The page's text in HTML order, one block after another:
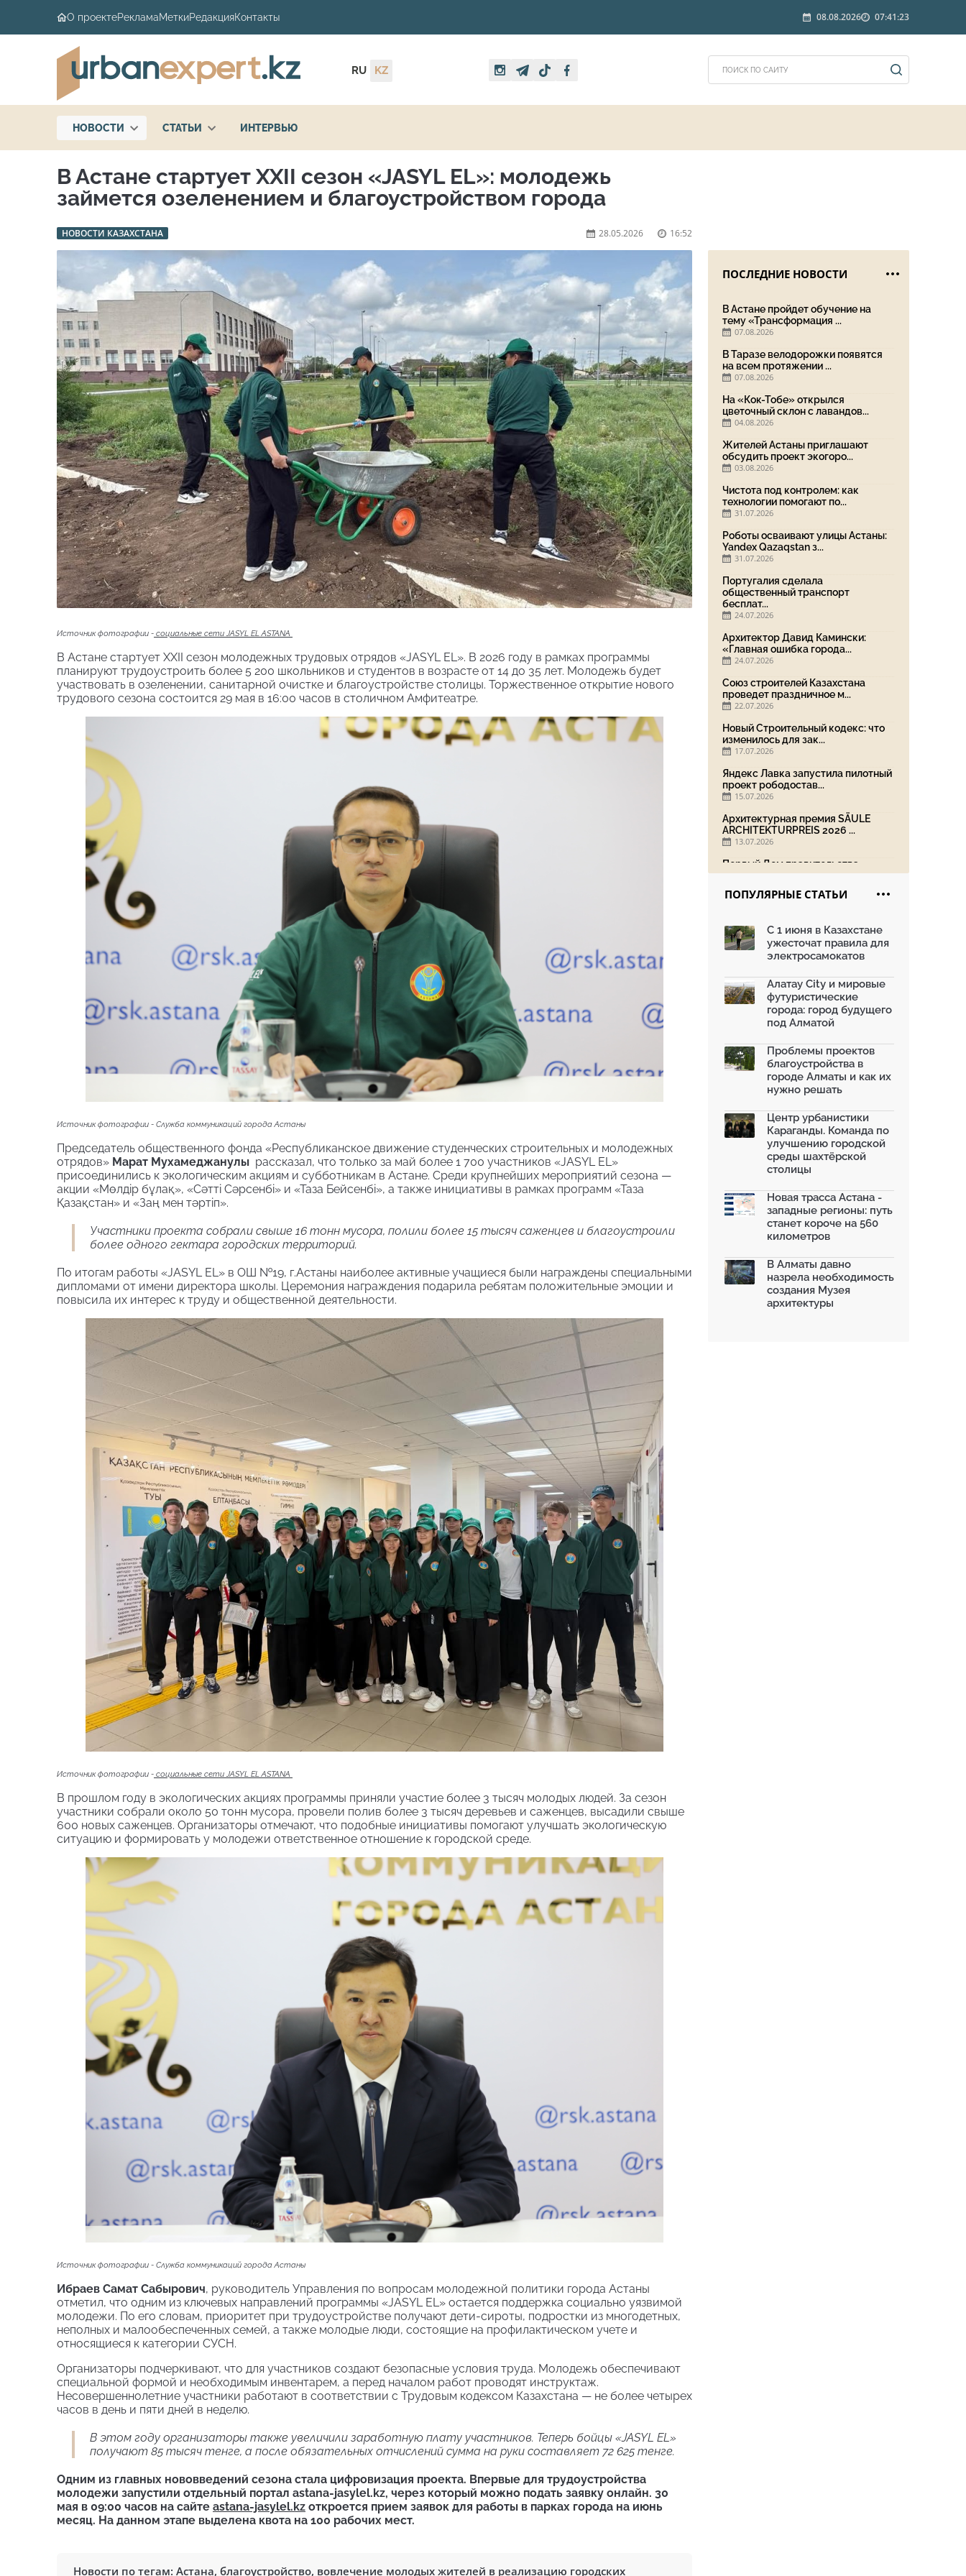
О проектеРекламаМеткиРедакцияКонтакты 08.08.2026 07:41:23
RU KZ
НОВОСТИ СТАТЬИ ИНТЕРВЬЮ
В Астане стартует XXII сезон «JASYL EL»: молодежь
займется озеленением и благоустройством города
НОВОСТИ КАЗАХСТАНА 28.05.2026 16:52
Источник фотографии - социальные сети JASYL EL ASTANA
В Астане стартует XXII сезон молодежных трудовых отрядов «JASYL EL». В 2026 году в рамках программы
планируют трудоустроить более 5 200 школьников и студентов в возрасте от 14 до 35 лет. Молодежь будет
участвовать в озеленении, санитарной очистке и благоустройстве столицы. Торжественное открытие нового
трудового сезона состоится 29 мая в 16:00 часов в столичном Амфитеатре.
Источник фотографии - Cлужба коммуникаций города Астаны
Председатель общественного фонда «Республиканское движение студенческих строительных и молодежных
отрядов» Марат Мухамеджанулы рассказал, что только за май более 1 700 участников «JASYL EL»
присоединились к экологическим акциям и субботникам в Астане. Среди крупнейших мероприятий сезона —
акции «Мөлдір бұлақ», «Сәтті Сәрсенбі» и «Таза Бейсенбі», а также инициативы в рамках программ «Таза
Қазақстан» и «Заң мен тәртіп».
Участники проекта собрали свыше 16 тонн мусора, полили более 15 тысяч саженцев и благоустроили
более одного гектара городских территорий.
По итогам работы «JASYL EL» в ОШ №19, г.Астаны наиболее активные учащиеся были награждены специальными
дипломами от имени директора школы. Церемония награждения подарила ребятам положительные эмоции и
повысила их интерес к труду и общественной деятельности.
Источник фотографии - социальные сети JASYL EL ASTANA
В прошлом году в экологических акциях программы приняли участие более 3 тысяч молодых людей. За сезон
участники собрали около 50 тонн мусора, провели полив более 3 тысяч деревьев и саженцев, высадили свыше
600 новых саженцев. Организаторы отмечают, что подобные инициативы помогают улучшать экологическую
ситуацию и формировать у молодежи ответственное отношение к городской среде.
Источник фотографии - Cлужба коммуникаций города Астаны
Ибраев Самат Сабырович, руководитель Управления по вопросам молодежной политики города Астаны
отметил, что одним из ключевых направлений программы «JASYL EL» остается поддержка социально уязвимой
молодежи. По его словам, приоритет при трудоустройстве получают дети-сироты, подростки из многодетных,
неполных и малообеспеченных семей, а также молодые люди, состоящие на профилактическом учете и
относящиеся к категории СУСН.
Организаторы подчеркивают, что для участников создают безопасные условия труда. Молодежь обеспечивают
специальной формой и необходимым инвентарем, а перед началом работ проводят инструктаж.
Несовершеннолетние участники работают в соответствии с Трудовым кодексом Казахстана — не более четырех
часов в день и пяти дней в неделю.
В этом году организаторы также увеличили заработную плату участников. Теперь бойцы «JASYL EL»
получают 85 тысяч тенге, а после обязательных отчислений сумма на руки составляет 72 625 тенге.
Одним из главных нововведений сезона стала цифровизация проекта. Впервые для трудоустройства
молодежи запустили отдельный портал astana-jasylel.kz, через который можно подать заявку онлайн. 30
мая в 09:00 часов на сайте astana-jasylel.kz откроется прием заявок для работы в парках города на июнь
месяц. На данном этапе выделена квота на 100 рабочих мест.
Новости по тегам: Астана, благоустройство, вовлечение молодых жителей в реализацию городских
ПОСЛЕДНИЕ НОВОСТИ
В Астане пройдет обучение на
тему «Трансформация ...
07.08.2026
В Таразе велодорожки появятся
на всем протяжении ...
07.08.2026
На «Кок-Тобе» открылся
цветочный склон с лавандов...
04.08.2026
Жителей Астаны приглашают
обсудить проект экогоро...
03.08.2026
Чистота под контролем: как
технологии помогают по...
31.07.2026
Роботы осваивают улицы Астаны:
Yandex Qazaqstan з...
31.07.2026
Португалия сделала
общественный транспорт
бесплат...
24.07.2026
Архитектор Давид Камински:
«Главная ошибка города...
24.07.2026
Союз строителей Казахстана
проведет праздничное м...
22.07.2026
Новый Строительный кодекс: что
изменилось для зак...
17.07.2026
Яндекс Лавка запустила пилотный
проект рободостав...
15.07.2026
Архитектурная премия SÄULE
ARCHITEKTURPREIS 2026 ...
13.07.2026
Первый Дом правительства
Алматы станет главной те...
08.07.2026
Ко Дню столицы в Нуре
06.07.2026
Жара в городах: как застройка
влияет на температу...
03.07.2026
МЧС усилило мониторинг рек и
моренных озер после ...
02.07.2026
На общественных слушаниях
30.06.2026
На слушаниях по корректировке
СЭО Генплана Алматы...
30.06.2026
Таразе станет экопарком...
22.06.2026
ПОПУЛЯРНЫЕ СТАТЬИ
С 1 июня в Казахстане
ужесточат правила для
электросамокатов
Алатау City и мировые
футуристические
города: город будущего
под Алматой
Проблемы проектов
благоустройства в
городе Алматы и как их
нужно решать
Центр урбанистики
Караганды. Команда по
улучшению городской
среды шахтёрской
столицы
Новая трасса Астана -
западные регионы: путь
станет короче на 560
километров
В Алматы давно
назрела необходимость
создания Музея
архитектуры